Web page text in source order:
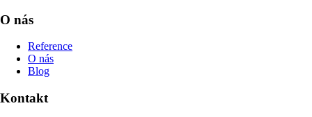
O nás
Reference
O nás
Blog
Kontakt